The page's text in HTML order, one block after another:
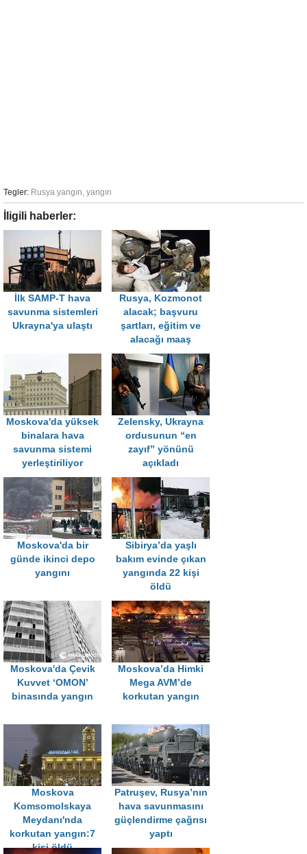
Tegler: Rusya yangın, yangın
İligili haberler:
İlk SAMP-T hava
savunma sistemleri
Ukrayna'ya ulaştı
Rusya, Kozmonot
alacak; başvuru
şartları, eğitim ve
alacağı maaş
Moskova'da yüksek
binalara hava
savunma sistemi
yerleştiriliyor
Zelensky, Ukrayna
ordusunun “en
zayıf” yönünü
açıkladı
Moskova'da bir
günde ikinci depo
yangını
Sibirya’da yaşlı
bakım evinde çıkan
yangında 22 kişi
öldü
Moskova'da Çevik
Kuvvet ‘OMON’
binasında yangın
Moskova’da Himki
Mega AVM’de
korkutan yangın
Moskova
Komsomolskaya
Meydanı'nda
korkutan yangın:7
kişi öldü
Patruşev, Rusya’nın
hava savunmasını
güçlendirme çağrısı
yaptı